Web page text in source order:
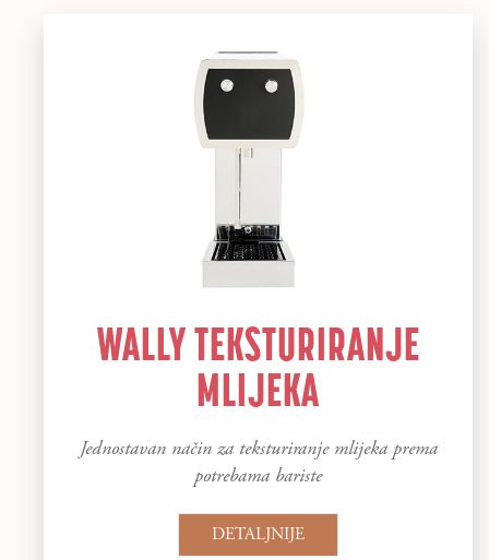
WALLY TEKSTURIRANJE
MLIJEKA
Jednostavan način za teksturiranje mlijeka prema
potrebama bariste
DETALJNIJE